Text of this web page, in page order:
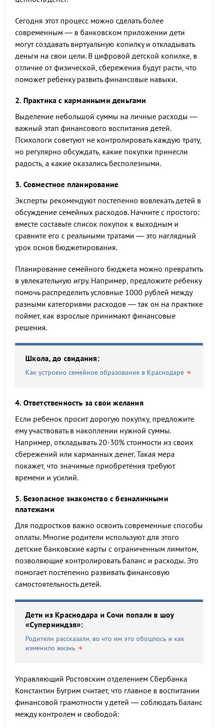
Сегодня этот процесс можно сделать более
современным — в банковском приложении дети
могут создавать виртуальную копилку и откладывать
деньги на свои цели. В цифровой детской копилке, в
отличие от физической, сбережения будут расти, что
поможет ребенку развить финансовые навыки.
2. Практика с карманными деньгами
Выделение небольшой суммы на личные расходы —
важный этап финансового воспитания детей.
Психологи советуют не контролировать каждую трату,
но регулярно обсуждать, какие покупки принесли
радость, а какие оказались бесполезными.
3. Совместное планирование
Эксперты рекомендуют постепенно вовлекать детей в
обсуждение семейных расходов. Начните с простого:
вместе составьте список покупок к выходным и
сравните его с реальными тратами — это наглядный
урок основ бюджетирования.
Планирование семейного бюджета можно превратить
в увлекательную игру. Например, предложите ребенку
помочь распределить условные 1000 рублей между
разными категориями расходов — так он на практике
поймет, как взрослые принимают финансовые
решения.
Школа, до свидания:
Как устроено семейное образование в Краснодаре
4. Ответственность за свои желания
Если ребенок просит дорогую покупку, предложите
ему участвовать в накоплении нужной суммы.
Например, откладывать 20-30% стоимости из своих
сбережений или карманных денег. Такая мера
покажет, что значимые приобретения требуют
времени и усилий.
5. Безопасное знакомство с безналичными
платежами
Для подростков важно освоить современные способы
оплаты. Многие родители используют для этого
детские банковские карты с ограниченным лимитом,
позволяющие контролировать баланс и расходы. Это
помогает постепенно развивать финансовую
самостоятельность детей.
Дети из Краснодара и Сочи попали в шоу
«Суперниндзя»:
Родители рассказали, во что им это обошлось и как
изменило жизнь
Управляющий Ростовским отделением Сбербанка
Константин Бугрим считает, что главное в воспитании
финансовой грамотности у детей — соблюдать баланс
между контролем и свободой: